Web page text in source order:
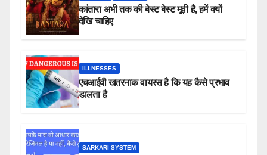
कांतारा अभी तक की बेस्ट बेस्ट मूवी है, हमें क्यों
देखि चाहिए
ILLNESSES
एचआईवी खतरनाक वायरस है कि यह कैसे प्रभाव
डालता है
SARKARI SYSTEM